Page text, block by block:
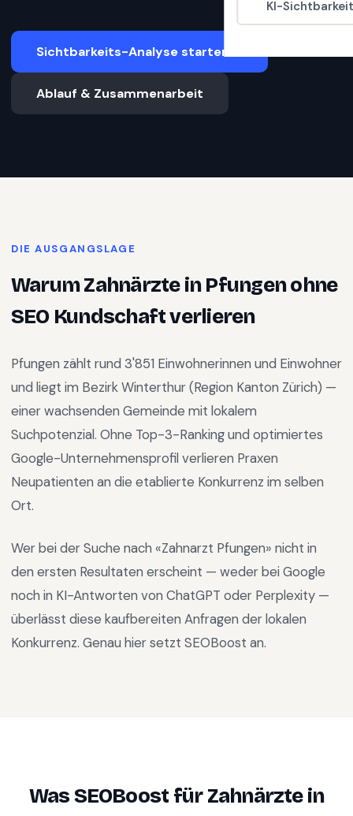
KI-
Sichtbarkeits-Analyse starten
Ablauf & Zusammenarbeit
DIE AUSGANGSLAGE
WarumZahnärzteinPfungenohne
SEO Kundschaft verlieren
Pfungen zählt rund 3'851 Einwohnerinnen und Einwohner
und liegt im Bezirk Winterthur(Region Kanton Zürich) —
einer wachsenden Gemeinde mit lokalem
Suchpotenzial. Ohne Top-3-Ranking und optimiertes
Google-Unternehmensprofil verlieren Praxen
Neupatienten an die etablierte Konkurrenz im selben
Ort.
Wer bei der Suche nach «Zahnarzt Pfungen» nicht in
den ersten Resultaten erscheint — weder bei Google
noch in KI-Antworten von ChatGPT oder Perplexity —
überlässt diese kaufbereiten Anfragen der lokalen
Konkurrenz. Genau hier setzt SEOBoost an.
Was SEOBoost fürZahnärztein